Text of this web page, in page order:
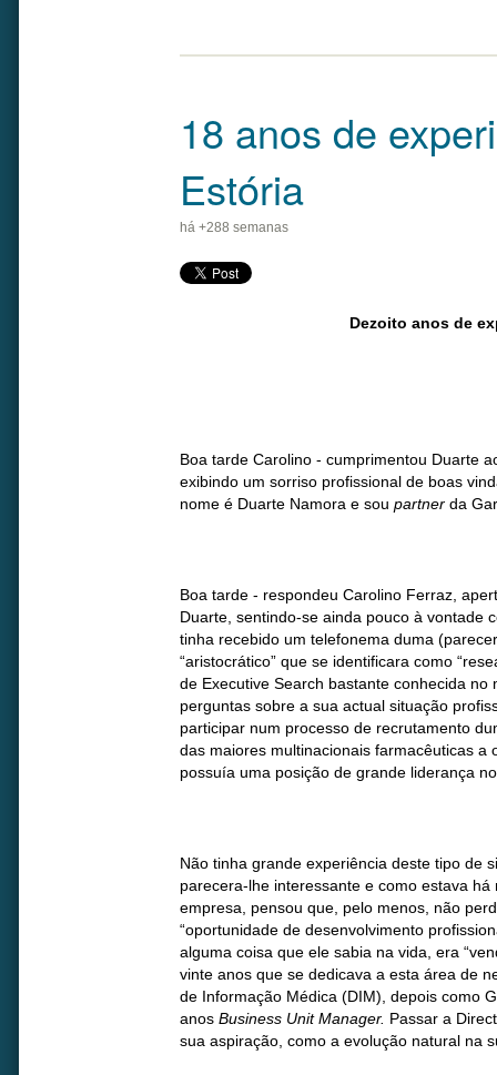
18 anos de
Estória
há +288 semanas
Dezoito anos de
Boa tarde Carolino - cumprimentou Duarte
exibindo um sorriso profissional de boas
nome é Duarte Namora e sou partner da
Boa tarde - respondeu Carolino Ferraz,
Duarte, sentindo-se ainda pouco à vontade
tinha recebido um telefonema duma
“aristocrático” que se identificara como
de Executive Search bastante conhecida no
perguntas sobre a sua actual situação
participar num processo de recrutamento
das maiores multinacionais farmacêuticas a
possuía uma posição de grande liderança
Não tinha grande experiência deste tipo de
parecera-lhe interessante e como estava
empresa, pensou que, pelo menos, não
“oportunidade de desenvolvimento
alguma coisa que ele sabia na vida, era
vinte anos que se dedicava a esta área de
de Informação Médica (DIM), depois como
anos Business Unit Manager. Passar a
sua aspiração, como a evolução natural na